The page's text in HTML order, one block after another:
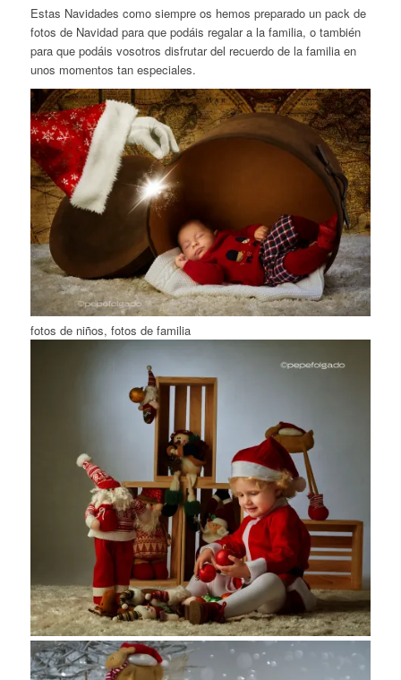
Estas Navidades como siempre os hemos preparado un pack de
fotos de Navidad para que podáis regalar a la familia, o también
para que podáis vosotros disfrutar del recuerdo de la familia en
unos momentos tan especiales.
fotos de niños, fotos de familia